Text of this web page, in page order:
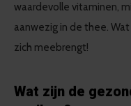
waardevolle vitaminen,
aanwezig in de thee.
zich meebrengt!
Wat zijn de